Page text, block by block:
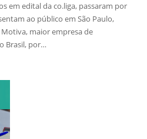
em edital da co.liga, passaram por
ao público em São Paulo,
maior empresa de
Brasil, por…